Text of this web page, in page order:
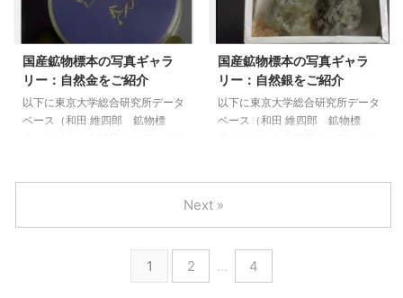
（和田 維四郎 鉱物標本） 自然
砒 福井県足羽郡美山町 赤谷鉱
山 自然砒 兵庫県朝来郡生野町
生野鉱山 自然蒼鉛 兵庫県朝来郡
生野町 生野鉱山 石墨 岩手県気
仙郡住田町世田米 石墨 富山県東
栃波郡利賀村高沼 石墨 岐阜県吉
（和田 維四郎 鉱物標本） 自然
水銀 長崎県諫早市 自然水銀
宮崎県（旧南那賀郡湊浦村） イ
リドスミン 北海道夕張市夕張川
イリドスミン 北海道枝幸郡中頓
別町ペイチャン 自然白金 北海
道夕張市夕張川 まとめ 参考図書
国産鉱物標本の写真ギャラ
リー：自然金をご紹介
以下に東京大学総合研究所データ
ベース（和田 維四郎 鉱物標
道枝幸郡中頓別町ペイチャン 北
海道枝幸郡浜中頓別ウソタンナイ
北海道余市郡赤井川村 轟鉱山
北海道枝幸郡 岩手県気仙郡住田
国産鉱物標本の写真ギャラ
リー：自然銀をご紹介
以下に東京大学総合研究所データ
ベース（和田 維四郎 鉱物標
（和田 維四郎 鉱物標本） 北海
道余市郡赤井川村 轟鉱山 新潟
県東蒲原郡三川村谷花 岩出鉱山
秋田県雄勝町 院内鉱山 福井県
大野郡和泉村面谷 面谷鉱山 兵
1 2 … 4
Next »